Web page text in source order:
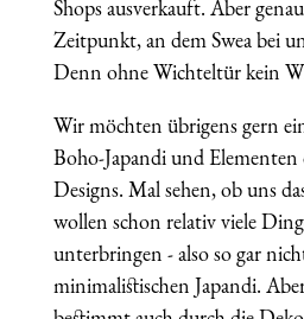
Shops ausverkauft. Aber
Zeitpunkt, an dem Swea bei
Denn ohne Wichteltür kein
Wir möchten übrigens gern
Boho-Japandi und Elementen
Designs. Mal sehen, ob uns
wollen schon relativ viele
unterbringen - also so gar
minimalistischen Japandi.